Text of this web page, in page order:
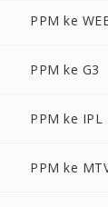
PPM ke
PPM ke G3
PPM ke IPL
PPM ke